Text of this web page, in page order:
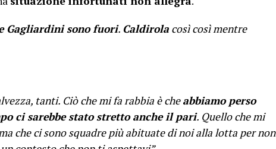
Gagliardini sono fuori. Caldirola così così mentre
tanti. Ciò che mi fa rabbia è cheabbiamo perso
ci sarebbe stato stretto anche il pari. Quello che mi
che ci sono squadre più abituate di noi alla lotta per non